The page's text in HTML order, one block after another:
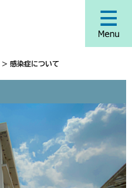
> 感染症について